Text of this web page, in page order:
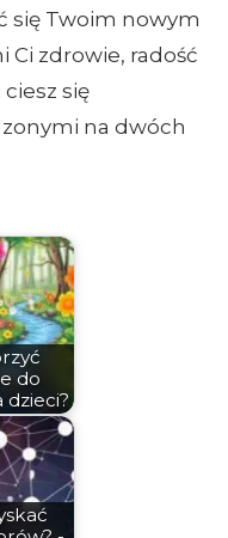
się Twoim nowym
Ci zdrowie, radość
się
na dwóch
do
dzieci?